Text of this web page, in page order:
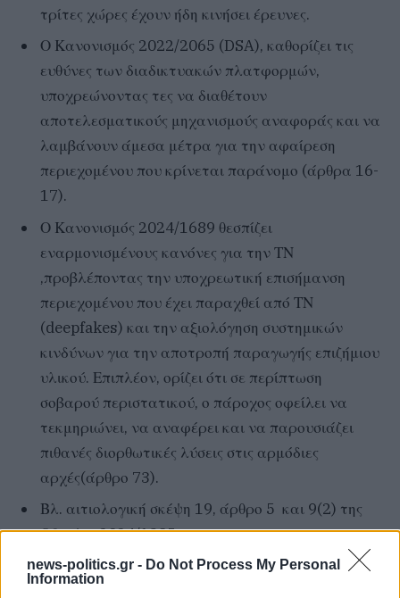
news-politics.gr - Do Not Process My Personal
Information
τρίτες χώρες έχουν ήδη κινήσει έρευνες.
Ο Κανονισμός 2022/2065 (DSA), καθορίζει τις
ευθύνες των διαδικτυακών πλατφορμών,
υποχρεώνοντας τες να διαθέτουν
αποτελεσματικούς μηχανισμούς αναφοράς και να
λαμβάνουν άμεσα μέτρα για την αφαίρεση
περιεχομένου που κρίνεται παράνομο (άρθρα 16-
17).
Ο Κανονισμός 2024/1689 θεσπίζει
εναρμονισμένους κανόνες για την ΤΝ
,προβλέποντας την υποχρεωτική επισήμανση
περιεχομένου που έχει παραχθεί από ΤΝ
(deepfakes) και την αξιολόγηση συστημικών
κινδύνων για την αποτροπή παραγωγής επιζήμιου
υλικού. Επιπλέον, ορίζει ότι σε περίπτωση
σοβαρού περιστατικού, ο πάροχος οφείλει να
τεκμηριώνει, να αναφέρει και να παρουσιάζει
πιθανές διορθωτικές λύσεις στις αρμόδιες
αρχές(άρθρο 73).
Βλ. αιτιολογική σκέψη 19, άρθρο 5 και 9(2) της
Οδηγίας 2024/1385
BINTEO